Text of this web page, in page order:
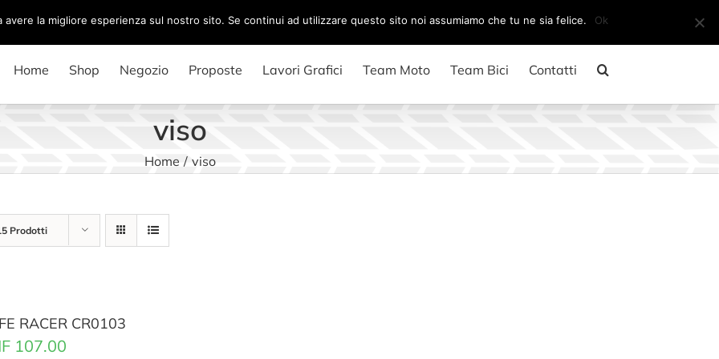
Il mio account CARRELLO
Home Shop Negozio Proposte Lavori Grafici Team Moto Team Bici Contatti
viso
Home / viso
Prodotti
RACER CR0103
107.00
la migliore esperienza sul nostro sito. Se continui ad utilizzare questo sito noi assumiamo che tu ne sia felice. Ok